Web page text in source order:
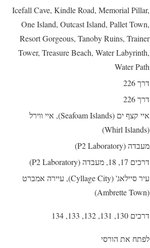
Icefall Cave, Kindle Road, Memorial Pillar,
One Island, Outcast Island, Pallet Town,
Resort Gorgeous, Tanoby Ruins, Trainer
Tower, Treasure Beach, Water Labyrinth,
Water Path
דרך 226
דרך 226
איי קצף ים (Seafoam Islands), איי ווירל
(Whirl Islands)
מעבדה (P2 Laboratory)
דרכים 17, 18, מעבדה (P2 Laboratory)
עיר סיילאג' (Cyllage City), עיירה אמברט
(Ambrette Town)
דרכים 130, 131, 132, 133, 134
לפתח את הורסי